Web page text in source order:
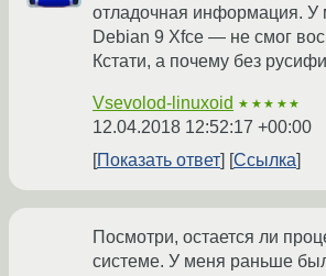
отладочная информация. У
Debian 9 Xfce — не смог
Кстати, а почему без
Vsevolod-linuxoid ★★★★★
12.04.2018 12:52:17 +00:00
Показать ответ
Ссылка
Посмотри, остается ли
системе. У меня раньше